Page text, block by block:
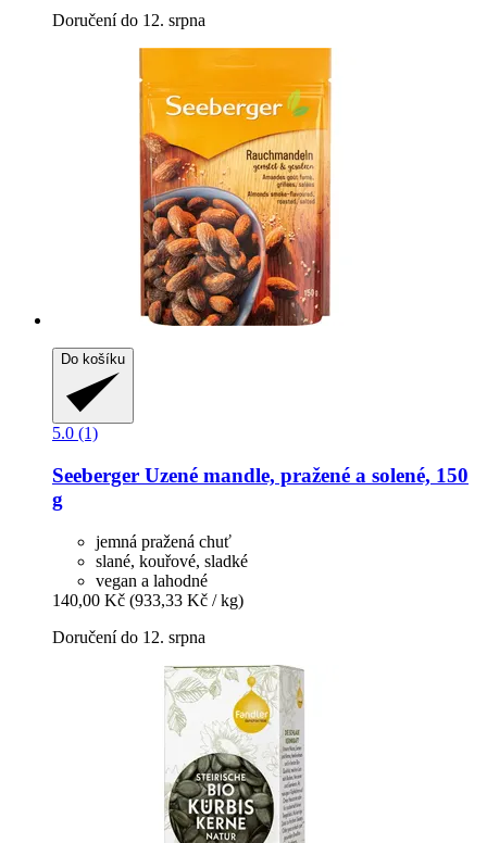
Doručení do 12. srpna
Do košíku
5.0 (1)
Seeberger Uzené mandle, pražené a solené, 150
g
jemná pražená chuť
slané, kouřové, sladké
vegan a lahodné
140,00 Kč (933,33 Kč / kg)
Doručení do 12. srpna